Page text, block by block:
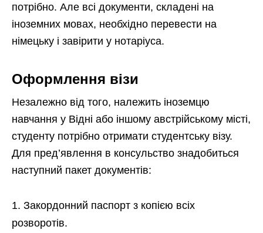
потрібно. Але всі документи, складені на
іноземних мовах, необхідно перевести на
німецьку і завірити у нотаріуса.
Оформлення візи
Незалежно від того, належить іноземцю
навчання у Відні або іншому австрійському місті,
студенту потрібно отримати студентську візу.
Для пред’явлення в консульство знадобиться
наступний пакет документів:
Закордонний паспорт з копією всіх
розворотів.